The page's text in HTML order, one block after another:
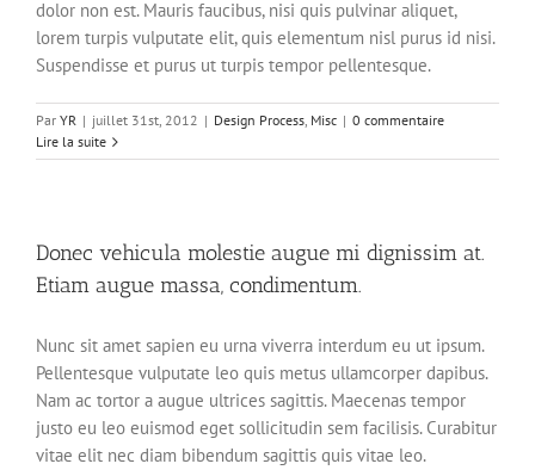
dolor non est. Mauris faucibus, nisi quis pulvinar aliquet,
lorem turpis vulputate elit, quis elementum nisl purus id nisi.
Suspendisse et purus ut turpis tempor pellentesque.
Par YR | juillet 31st, 2012 | Design Process, Misc | 0 commentaire
Lire la suite
Donec vehicula molestie augue mi dignissim at.
Etiam augue massa, condimentum.
Nunc sit amet sapien eu urna viverra interdum eu ut ipsum.
Pellentesque vulputate leo quis metus ullamcorper dapibus.
Nam ac tortor a augue ultrices sagittis. Maecenas tempor
justo eu leo euismod eget sollicitudin sem facilisis. Curabitur
vitae elit nec diam bibendum sagittis quis vitae leo.